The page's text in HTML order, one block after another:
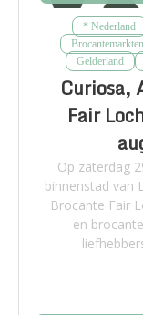
* Nederland
Brocantemarkten
Gelderland
Curiosa,
Fair
Op zaterdag
binnenstad van
Brocante Fair
en